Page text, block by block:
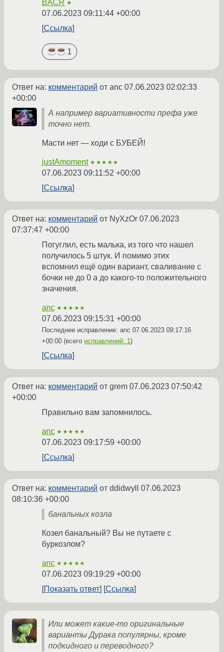
BACR ★
07.06.2023 09:11:44 +00:00
Ссылка
1
Ответ на: комментарий от anc 07.06.2023 02:02:33
+00:00
А например вариативности префа уже
точно нет.
Масти нет — ходи с БУБЕЙ!
justAmoment ★★★★★
07.06.2023 09:11:52 +00:00
Ссылка
Ответ на: комментарий от NyXzOr 07.06.2023
07:37:47 +00:00
Погуглил, есть малька, из того что нашел
получилось 5 штук. И помимо этих
вспомнил ещё один вариант, сваливание с
бочки не до 0 а до какого-то положительного
значения.
anc ★★★★★
07.06.2023 09:15:31 +00:00
Последнее исправление: anc 07.06.2023 09:17:16
+00:00 (всего исправлений: 1)
Ссылка
Ответ на: комментарий от grem 07.06.2023 07:50:42
+00:00
Правильно вам запомнилось.
anc ★★★★★
07.06.2023 09:17:59 +00:00
Ссылка
Ответ на: комментарий от ddidwyll 07.06.2023
08:10:36 +00:00
банальных козла
Козел банальный? Вы не путаете с
буркозлом?
anc ★★★★★
07.06.2023 09:19:29 +00:00
Показать ответ
Ссылка
Или может какие-то оригинальные
варианты Дурака популярны, кроме
подкидного и переводного?